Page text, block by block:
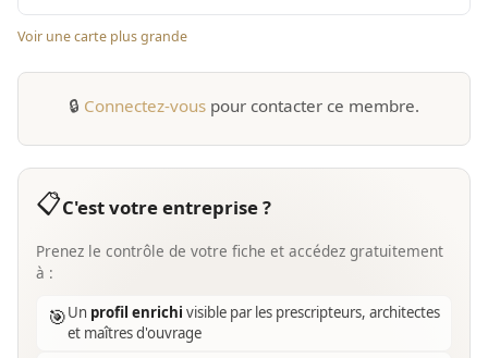
Voir une carte plus grande
🔒 Connectez-vous pour contacter ce membre.
📋C'est votre entreprise ?
Prenez le contrôle de votre fiche et accédez gratuitement
à :
🎯Un profil enrichi visible par les prescripteurs, architectes
et maîtres d'ouvrage